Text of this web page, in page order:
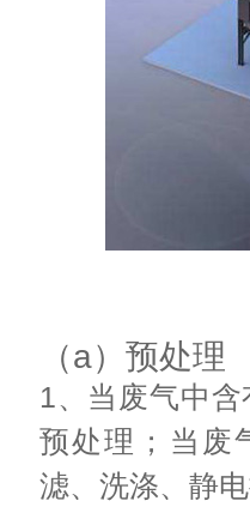
（a）预处理
1、当废气中
预处理；当废
滤、洗涤、静